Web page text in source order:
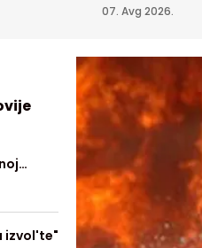
07. Avg 2026.
izvol'te"
Razbuktava se požar u
Deliblatskoj peščari,
pepelu
HRONIKA07. Avg 2026.
Raspoloženi